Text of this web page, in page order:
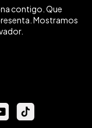
contigo. Que
Mostramos